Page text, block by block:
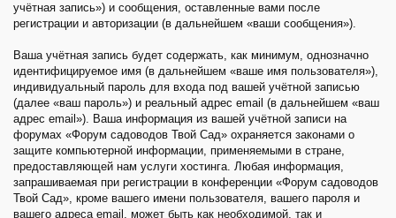
учётная запись») и сообщения, оставленные вами после
регистрации и авторизации (в дальнейшем «ваши сообщения»).
Ваша учётная запись будет содержать, как минимум, однозначно
идентифицируемое имя (в дальнейшем «ваше имя пользователя»),
индивидуальный пароль для входа под вашей учётной записью
(далее «ваш пароль») и реальный адрес email (в дальнейшем «ваш
адрес email»). Ваша информация из вашей учётной записи на
форумах «Форум садоводов Твой Сад» охраняется законами о
защите компьютерной информации, применяемыми в стране,
предоставляющей нам услуги хостинга. Любая информация,
запрашиваемая при регистрации в конференции «Форум садоводов
Твой Сад», кроме вашего имени пользователя, вашего пароля и
вашего адреса email, может быть как необходимой, так и